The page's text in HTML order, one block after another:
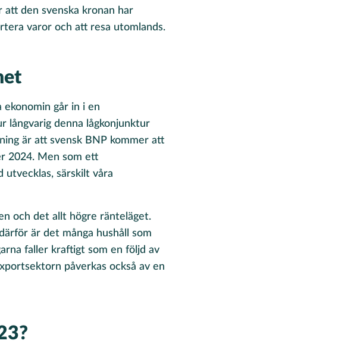
att den svenska kronan har
varor och att resa utomlands.
går in i en
långvarig denna lågkonjunktur
är att svensk BNP kommer att
2024. Men som ett
utvecklas, särskilt våra
och det allt högre ränteläget.
är det många hushåll som
faller kraftigt som en följd av
påverkas också av en